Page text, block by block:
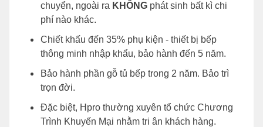
chuyển, ngoài ra KHÔNGphát sinh bất kì chi
phí nào khác.
Chiết khấu đến 35% phụ kiện - thiết bị bếp
thông minh nhập khẩu, bảo hành đến 5 năm.
Bảo hành phần gỗ tủ bếp trong 2 năm. Bảo trì
trọn đời.
Đặc biệt, Hpro thường xuyên tổ chức Chương
Trình Khuyến Mại nhằm tri ân khách hàng.